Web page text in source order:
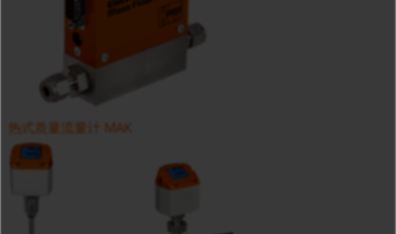
热式质量流量计 MAK